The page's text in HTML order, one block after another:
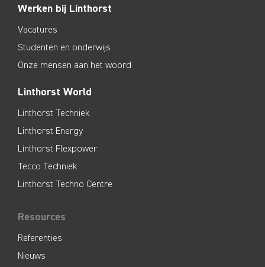
Werken bij Linthorst
Vacatures
Studenten en onderwijs
Onze mensen aan het woord
Linthorst World
Linthorst Techniek
Linthorst Energy
Linthorst Flexpower
Tecco Techniek
Linthorst Techno Centre
Resources
Referenties
Nieuws